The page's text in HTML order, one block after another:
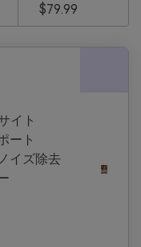
$79.99
イト
ート
イズ除去